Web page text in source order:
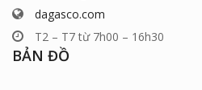
dagasco.com
T2 – T7 từ 7h00 – 16h30
BẢN ĐỒ